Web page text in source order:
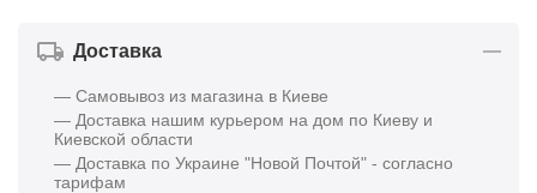
Доставка
— Самовывоз из магазина в Киеве
— Доставка нашим курьером на дом по Киеву и
Киевской области
— Доставка по Украине "Новой Почтой" - согласно
тарифам